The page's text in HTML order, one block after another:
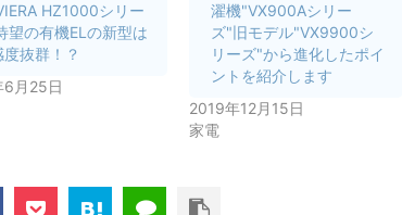
HZ1000シリー
望の有機ELの新型は
抜群！？
月25日
濯機"VX900Aシリー
ズ"旧モデル"VX9900シ
リーズ"から進化したポイ
ントを紹介します
2019年12月15日
家電